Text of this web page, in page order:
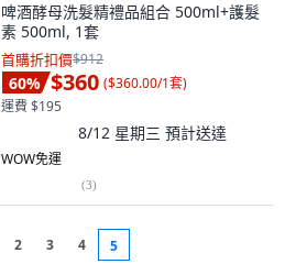
啤酒酵母洗髮精禮品組合 500ml+護髮
素 500ml, 1套
首購折扣價$912
60% $360 ($360.00/1套)
運費 $195
8/12 星期三 預計送達
WOW免運
(3)
2 3 4 5